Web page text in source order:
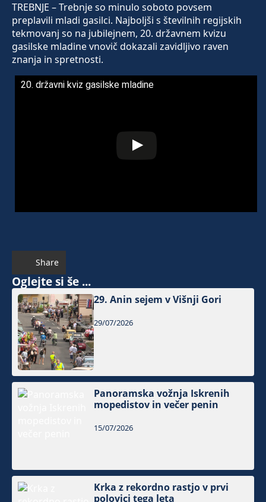
TREBNJE – Trebnje so minulo soboto povsem
preplavili mladi gasilci. Najboljši s številnih regijskih
tekmovanj so na jubilejnem, 20. državnem kvizu
gasilske mladine vnovič dokazali zavidljivo raven
znanja in spretnosti.
20. državni kviz gasilske mladine
Share
Oglejte si še ...
29. Anin sejem v Višnji Gori
29/07/2026
Panoramska vožnja Iskrenih
mopedistov in večer penin
15/07/2026
Krka z rekordno rastjo v prvi
polovici tega leta